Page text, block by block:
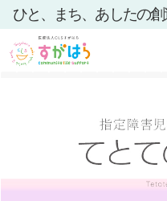
ひと、まち、あしたの創